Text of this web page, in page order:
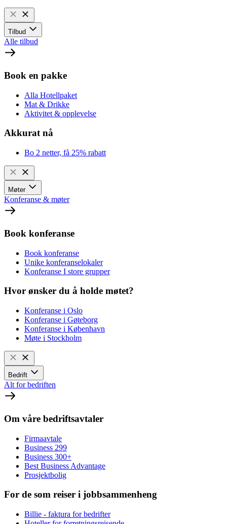
Tilbud
Alle tilbud
Book en pakke
Alla Hotellpaket
Mat & Drikke
Aktivitet & opplevelse
Akkurat nå
Bo 2 netter, få 25% rabatt
Møter
Konferanse & møter
Book konferanse
Book konferanse
Unike konferanselokaler
Konferanse I store grupper
Hvor ønsker du å holde møtet?
Konferanse i Oslo
Konferanse i Gøteborg
Konferanse i København
Møte i Stockholm
Bedrift
Alt for bedriften
Om våre bedriftsavtaler
Firmaavtale
Business 299
Business 300+
Best Business Advantage
Prosjektbolig
For de som reiser i jobbsammenheng
Billie - faktura for bedrifter